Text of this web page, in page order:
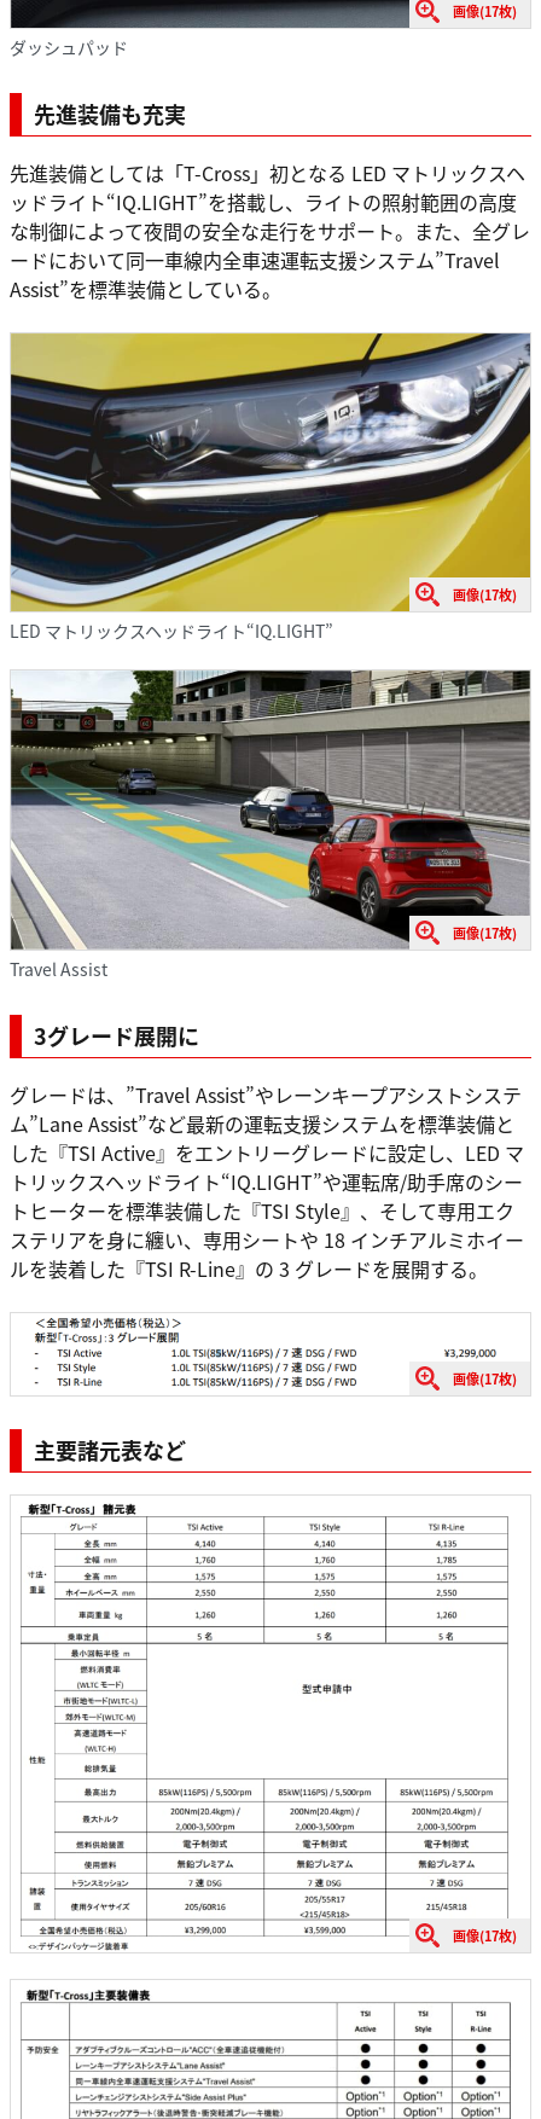
画像(17枚)
ダッシュパッド
先進装備も充実
先進装備としては「T-Cross」初となる LED マトリックスヘ
ッドライト“IQ.LIGHT”を搭載し、ライトの照射範囲の高度
な制御によって夜間の安全な走行をサポート。また、全グレ
ードにおいて同一車線内全車速運転支援システム”Travel
Assist”を標準装備としている。
画像(17枚)
LED マトリックスヘッドライト“IQ.LIGHT”
画像(17枚)
Travel Assist
3グレード展開に
グレードは、”Travel Assist”やレーンキープアシストシステ
ム”Lane Assist”など最新の運転支援システムを標準装備と
した『TSI Active』をエントリーグレードに設定し、LED マ
トリックスヘッドライト“IQ.LIGHT”や運転席/助手席のシー
トヒーターを標準装備した『TSI Style』、そして専用エク
ステリアを身に纏い、専用シートや 18 インチアルミホイー
ルを装着した『TSI R-Line』の 3 グレードを展開する。
画像(17枚)
主要諸元表など
画像(17枚)